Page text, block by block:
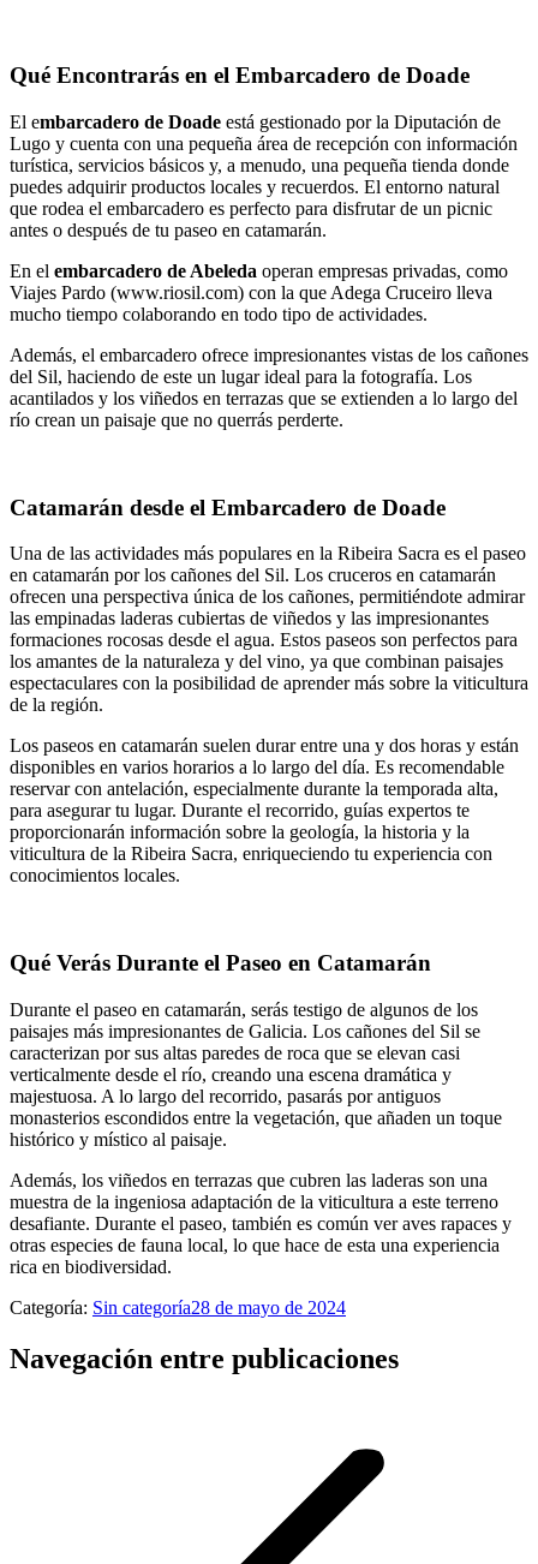
Qué Encontrarás en el Embarcadero de Doade
El embarcadero de Doade está gestionado por la Diputación de
Lugo y cuenta con una pequeña área de recepción con información
turística, servicios básicos y, a menudo, una pequeña tienda donde
puedes adquirir productos locales y recuerdos. El entorno natural
que rodea el embarcadero es perfecto para disfrutar de un picnic
antes o después de tu paseo en catamarán.
En el embarcadero de Abeleda operan empresas privadas, como
Viajes Pardo (www.riosil.com) con la que Adega Cruceiro lleva
mucho tiempo colaborando en todo tipo de actividades.
Además, el embarcadero ofrece impresionantes vistas de los cañones
del Sil, haciendo de este un lugar ideal para la fotografía. Los
acantilados y los viñedos en terrazas que se extienden a lo largo del
río crean un paisaje que no querrás perderte.
Catamarán desde el Embarcadero de Doade
Una de las actividades más populares en la Ribeira Sacra es el paseo
en catamarán por los cañones del Sil. Los cruceros en catamarán
ofrecen una perspectiva única de los cañones, permitiéndote admirar
las empinadas laderas cubiertas de viñedos y las impresionantes
formaciones rocosas desde el agua. Estos paseos son perfectos para
los amantes de la naturaleza y del vino, ya que combinan paisajes
espectaculares con la posibilidad de aprender más sobre la viticultura
de la región.
Los paseos en catamarán suelen durar entre una y dos horas y están
disponibles en varios horarios a lo largo del día. Es recomendable
reservar con antelación, especialmente durante la temporada alta,
para asegurar tu lugar. Durante el recorrido, guías expertos te
proporcionarán información sobre la geología, la historia y la
viticultura de la Ribeira Sacra, enriqueciendo tu experiencia con
conocimientos locales.
Qué Verás Durante el Paseo en Catamarán
Durante el paseo en catamarán, serás testigo de algunos de los
paisajes más impresionantes de Galicia. Los cañones del Sil se
caracterizan por sus altas paredes de roca que se elevan casi
verticalmente desde el río, creando una escena dramática y
majestuosa. A lo largo del recorrido, pasarás por antiguos
monasterios escondidos entre la vegetación, que añaden un toque
histórico y místico al paisaje.
Además, los viñedos en terrazas que cubren las laderas son una
muestra de la ingeniosa adaptación de la viticultura a este terreno
desafiante. Durante el paseo, también es común ver aves rapaces y
otras especies de fauna local, lo que hace de esta una experiencia
rica en biodiversidad.
Categoría: Sin categoría28 de mayo de 2024
Navegación entre publicaciones